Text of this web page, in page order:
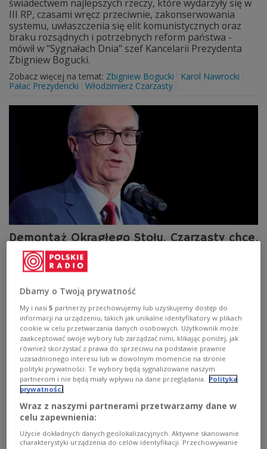
świadectwem najlepszych rzeczy, które wydarzyły się w
III RP, czasami wręcz przeciwnie, zakonserwowania
systemu, uwłaszczenia się elit komunistycznych oraz
braku rozsądnych i potrzebnych reform państwa -
mówił w "Sygnałach Dnia" szef Kancelarii Prezydenta
Zbigniew Bogucki.
Zobacz więcej na temat: Zbigniew Bogucki
Karol Nawrocki
Pałac Prezydencki
Włodzimierz Czarzasty
Demontaż Okrągłego Stołu. Czarzasty chce,
aby trafił do Sejmu
demontażu Okrągłego Stołu w Pałacu Prezydenckim.
przez Sejm.
Zobacz więcej na temat:POLSKA
Włodzimierz Czarzasty
polityka
Sejm Pałac Prezydencki
Dbamy o Twoją prywatność
My i nasi5 partnerzy przechowujemy lub uzyskujemy dostęp do
informacji na urządzeniu, takich jak unikalne identyfikatory w plikach
cookie w celu przetwarzania danych osobowych. Użytkownik może
zaakceptować swoje wybory lub zarządzać nimi, klikając poniżej, jak
również skorzystać z prawa do sprzeciwu na podstawie prawnie
uzasadnionego interesu lub w dowolnym momencie na stronie
polityki prywatności. Te wybory będą sygnalizowane naszym
partnerom i nie będą miały wpływu na dane przeglądania.
Polityka
prywatności
Wraz z naszymi partnerami przetwarzamy dane w
celu zapewnienia:
Użycie dokładnych danych geolokalizacyjnych. Aktywne skanowanie
charakterystyki urządzenia do celów identyfikacji. Przechowywanie